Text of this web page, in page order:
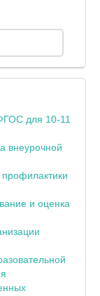
для 10-11
внеурочной
профилактики
и оценка